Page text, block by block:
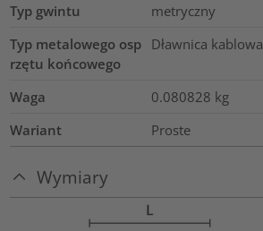
Typ gwintu
metryczny
Typ metalowego osp
rzętu końcowego
Dławnica kablowa
Waga 0.080828 kg
Wariant
Proste
Wymiary